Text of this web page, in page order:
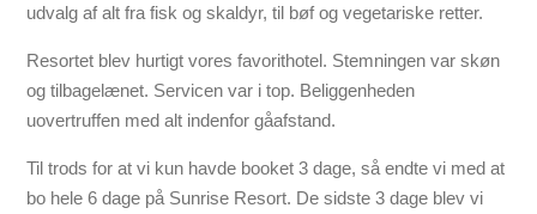
udvalg af alt fra fisk og skaldyr, til bøf og vegetariske retter.
Resortet blev hurtigt vores favorithotel. Stemningen var skøn
og tilbagelænet. Servicen var i top. Beliggenheden
uovertruffen med alt indenfor gåafstand.
Til trods for at vi kun havde booket 3 dage, så endte vi med at
bo hele 6 dage på Sunrise Resort. De sidste 3 dage blev vi